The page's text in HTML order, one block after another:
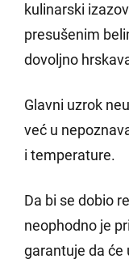
kulinarski
presušenim
dovoljno
Glavni uzrok
već u
i temperature.
Da bi se dobio
neophodno je
garantuje da će